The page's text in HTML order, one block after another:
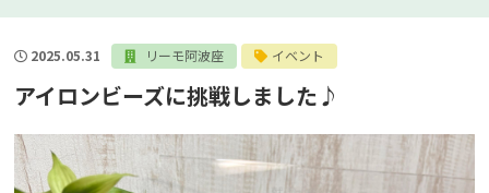
2025.05.31 リーモ阿波座 イベント
アイロンビーズに挑戦しました♪